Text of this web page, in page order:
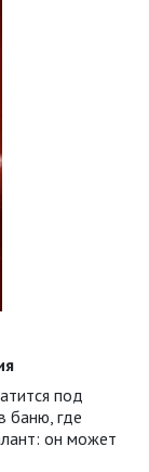
под
баню, где
он может